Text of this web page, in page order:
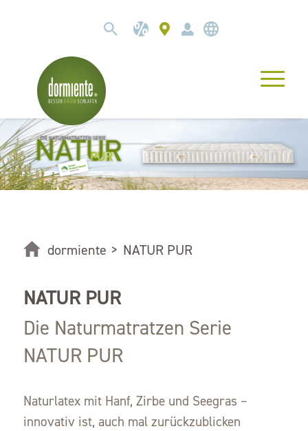
dormiente > NATUR PUR
NATUR PUR
Die Naturmatratzen Serie
NATUR PUR
Naturlatex mit Hanf, Zirbe und Seegras –
innovativ ist, auch mal zurückzublicken